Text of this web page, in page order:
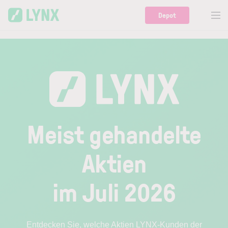
Depot
Meist gehandelte
Aktien
im Juli 2026
Entdecken Sie, welche Aktien LYNX-Kunden der